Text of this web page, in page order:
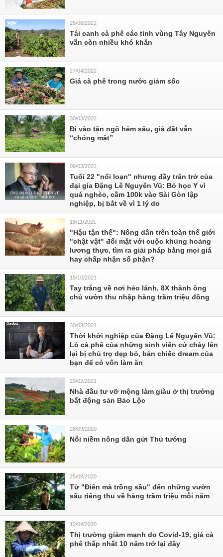
25/06/2022
Tái canh cà phê các tỉnh vùng Tây Nguyên
vẫn còn nhiều khó khăn
27/04/2022
Giá cà phê trong nước giảm sốc
30/03/2022
Đi vào tận ngõ hẻm sâu, giá đất vẫn
“chóng mặt”
09/03/2022
Tuổi 22 "nổi loạn" nhưng đầy trăn trở của
đại gia Đặng Lê Nguyên Vũ: Bỏ học Y vì
quá nghèo, cầm 100k vào Sài Gòn lập
nghiệp, bị bắt về vì 1 lý do
15/11/2021
"Hậu tận thế": Nông dân trên toàn thế giới
"chật vật" đối mặt với cuộc khủng hoảng
lương thực, tìm ra giải pháp bằng mọi giá
hay chấp nhận số phận?
15/10/2021
Tay trắng về nơi hẻo lánh, 8X thành ông
chủ vườn thu nhập hàng trăm triệu đồng
30/03/2021
Thời khởi nghiệp của Đặng Lê Nguyên Vũ:
Lò cà phê của những sinh viên cứ cháy lên
lại bị chủ trọ dẹp bỏ, bán chiếc dream của
bạn để có vốn làm ăn
23/02/2021
Nhà đầu tư vỡ mộng làm giàu ở thị trường
bất động sản Bảo Lộc
28/09/2020
Nỗi niềm nông dân gửi Thủ tướng
25/08/2020
Từ "Điên mà trồng sầu" đến những vườn
sầu riêng thu về hàng trăm triệu mỗi năm
12/04/2020
Thị trường giảm mạnh do Covid-19, giá cà
phê thấp nhất 10 năm trở lại đây